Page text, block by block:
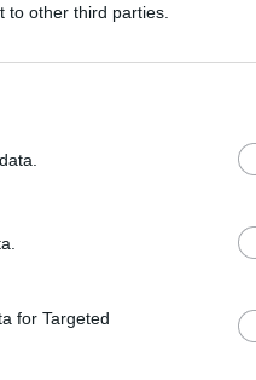
to other third parties.
for Targeted